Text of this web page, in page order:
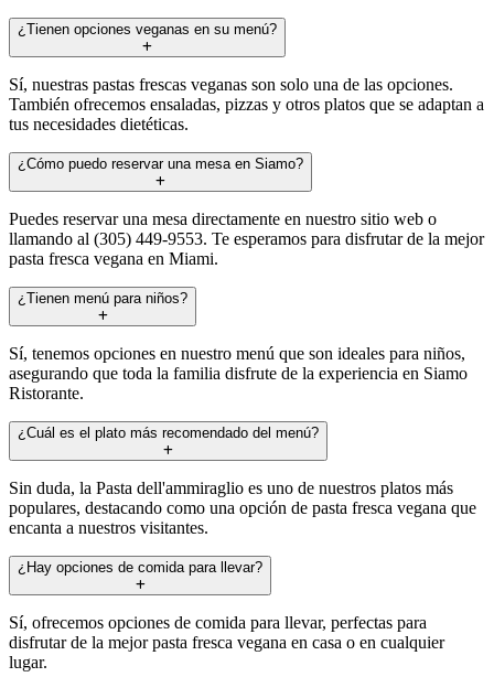
¿Tienen opciones veganas en su menú?
Sí, nuestras pastas frescas veganas son solo una de las opciones.
También ofrecemos ensaladas, pizzas y otros platos que se adaptan a
tus necesidades dietéticas.
¿Cómo puedo reservar una mesa en Siamo?
Puedes reservar una mesa directamente en nuestro sitio web o
llamando al (305) 449-9553. Te esperamos para disfrutar de la mejor
pasta fresca vegana en Miami.
¿Tienen menú para niños?
Sí, tenemos opciones en nuestro menú que son ideales para niños,
asegurando que toda la familia disfrute de la experiencia en Siamo
Ristorante.
¿Cuál es el plato más recomendado del menú?
Sin duda, la Pasta dell'ammiraglio es uno de nuestros platos más
populares, destacando como una opción de pasta fresca vegana que
encanta a nuestros visitantes.
¿Hay opciones de comida para llevar?
Sí, ofrecemos opciones de comida para llevar, perfectas para
disfrutar de la mejor pasta fresca vegana en casa o en cualquier
lugar.